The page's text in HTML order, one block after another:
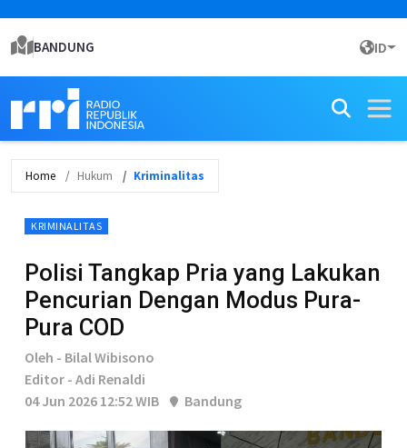
BANDUNG ID
Home Hukum Kriminalitas
KRIMINALITAS
Polisi Tangkap Pria yang Lakukan
Pencurian Dengan Modus Pura-
Pura COD
Oleh - Bilal Wibisono
Editor - Adi Renaldi
04 Jun 2026 12:52 WIB
Bandung